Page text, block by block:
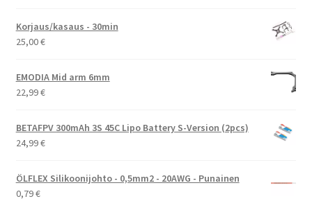
Korjaus/kasaus - 30min
25,00€
EMODIA Mid arm 6mm
22,99€
BETAFPV 300mAh 3S 45C Lipo Battery S-Version (2pcs)
24,99€
ÖLFLEX Silikoonijohto - 0,5mm2 - 20AWG - Punainen
0,79€